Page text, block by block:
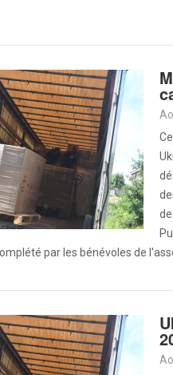
par les bénévoles de